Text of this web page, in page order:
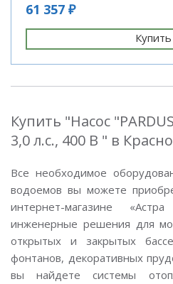
61 357 ₽
Купить
Купить "Насос
3,0 л.с., 400 В " в
Все необходимое
водоемов вы можете
интернет-магазине
инженерные решения для
открытых и закрытых
фонтанов, декоративных
вы найдете системы